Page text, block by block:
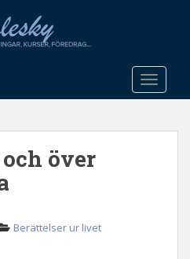
över
Berättelser ur livet